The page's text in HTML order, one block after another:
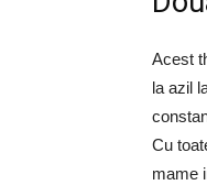
Acest
la azil
Cu
mame